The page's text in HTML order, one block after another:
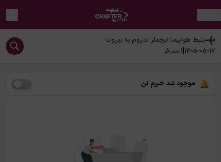
بلیط هواپیماایچملر بدروم به بیروت
1405-05-17
|
1 مسافر
موجود شد خبرم کن